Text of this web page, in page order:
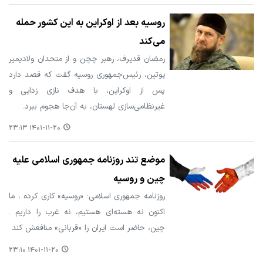
روسیه بعد از اوکراین به این کشور حمله
می‌کند
رمضان قدیرف، رهبر چچن و از متحدان ولادیمیر
پوتین، رئیس‌جمهوری روسیه گفت که قصد دارد
پس از اوکراین، با هدف نازی زدایی و
غیرنظامی‌سازی لهستان، به آن‌جا هجوم ببرد.
۱۴۰۱-۱۱-۲۰ ۲۳:۱۳
موضع تند روزنامه جمهوری اسلامی علیه
چین و روسیه
روزنامه جمهوری اسلامی: «روسیه» کاری کرده ، ما
اکنون نه هسته‌ای هستیم، نه غرب را داریم .
چین، حاضر است ایران را «قربانی» منافعش کند
۱۴۰۱-۱۱-۲۰ ۲۳:۱۰